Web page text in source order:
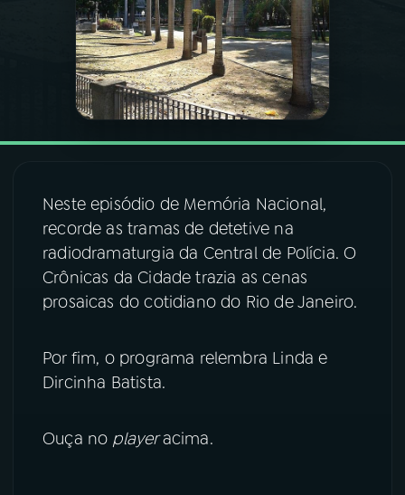
PROGRAMAS
PODCASTS
08FESTIVAL DE MÚSICA
ACOMPANHE A RÁDIO NACIONAL
Instagram
TikTok
Neste episódio de Memória Nacional,
recorde as tramas de detetive na
radiodramaturgia da Central de Polícia. O
Crônicas da Cidade trazia as cenas
prosaicas do cotidiano do Rio de Janeiro.
Por fim, o programa relembra Linda e
Dircinha Batista.
Ouça no playeracima.